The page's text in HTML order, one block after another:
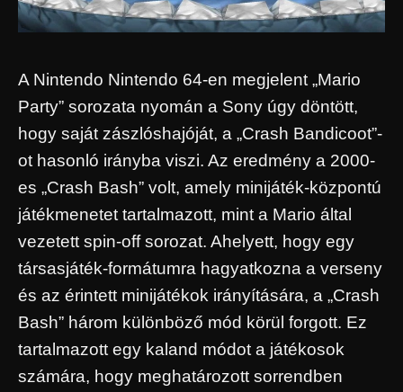
A Nintendo Nintendo 64-en megjelent „Mario
Party” sorozata nyomán a Sony úgy döntött,
hogy saját zászlóshajóját, a „Crash Bandicoot”-
ot hasonló irányba viszi. Az eredmény a 2000-
es „Crash Bash” volt, amely minijáték-központú
játékmenetet tartalmazott, mint a Mario által
vezetett spin-off sorozat. Ahelyett, hogy egy
társasjáték-formátumra hagyatkozna a verseny
és az érintett minijátékok irányítására, a „Crash
Bash” három különböző mód körül forgott. Ez
tartalmazott egy kaland módot a játékosok
számára, hogy meghatározott sorrendben